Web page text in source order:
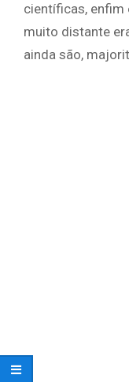
científicas, enfim
muito distante
ainda são,